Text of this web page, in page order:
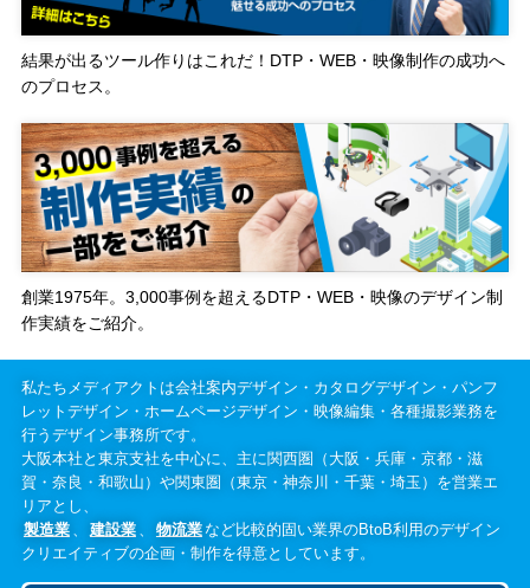
結果が出るツール作りはこれだ！DTP・WEB・映像制作の成功へ
のプロセス。
創業1975年。3,000事例を超えるDTP・WEB・映像のデザイン制
作実績をご紹介。
私たちメディアクトは会社案内デザイン・カタログデザイン・パンフ
レットデザイン・ホームページデザイン・映像編集・各種撮影業務を
行うデザイン事務所です。
大阪本社と東京支社を中心に、主に関西圏（大阪・兵庫・京都・滋
賀・奈良・和歌山）や関東圏（東京・神奈川・千葉・埼玉）を営業エ
リアとし、
製造業
建設業 物流業など比較的固い業界のBtoB利用のデザイン
クリエイティブの企画・制作を得意としています。